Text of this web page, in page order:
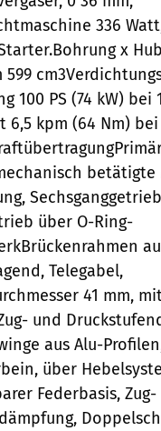
336
x
599
100 PS (74 kW) bei
6,5 kpm (64 Nm) bei
über O-Ring-
Telegabel,
41 mm,
und
aus Alu-
über
Federbasis, Zug-